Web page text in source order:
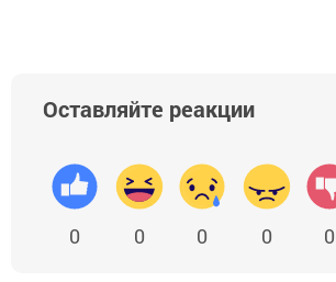
Оставляйте реакции
0 0 0 0 0